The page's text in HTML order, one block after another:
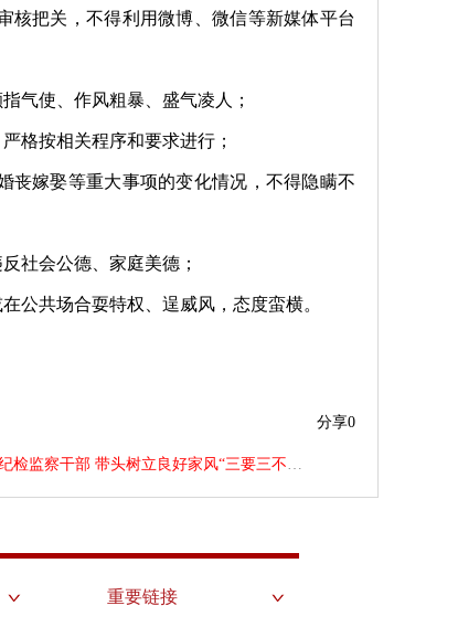
核把关 ， 不得利用微博、微信等新媒体平台
气使、 作风粗暴 、盛气凌人 ；
格按相关程序和要求进行 ；
丧嫁娶等重大事项的变化情况，不得隐瞒不
社会公德、家庭美德；
公共场合耍特权、逞威风，态度蛮横。
分享0
检监察干部 带头树立良好家风“三要三不”守则
重要链接